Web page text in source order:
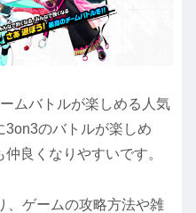
ムバトルが楽しめる人気
3on3のバトルが楽しめ
良くなりやすいです。
、ゲームの攻略方法や雑